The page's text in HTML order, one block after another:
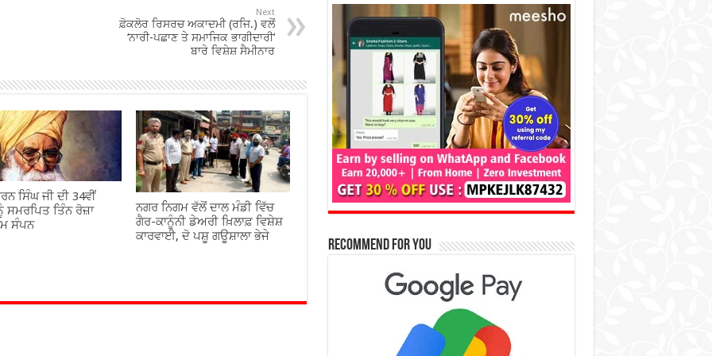
Next
ਫ਼ੋਕਲੋਰ ਰਿਸਰਚ ਅਕਾਦਮੀ (ਰਜਿ.) ਵਲੋਂ
‘ਨਾਰੀ-ਪਛਾਣ ਤੇ ਸਮਾਜਿਕ ਭਾਗੀਦਾਰੀ’
ਬਾਰੇ ਵਿਸ਼ੇਸ਼ ਸੈਮੀਨਾਰ
ਸਿੰਘ ਜੀ ਦੀ 34ਵੀਂ
ਸਮਰਪਿਤ ਤਿੰਨ ਰੋਜ਼ਾ
ਸੰਪਨ
ਨਗਰ ਨਿਗਮ ਵੱਲੋਂ ਦਾਲ ਮੰਡੀ ਵਿੱਚ
ਗੈਰ-ਕਾਨੂੰਨੀ ਡੇਅਰੀ ਖ਼ਿਲਾਫ਼ ਵਿਸ਼ੇਸ਼
ਕਾਰਵਾਈ, ਦੋ ਪਸ਼ੂ ਗਊਸ਼ਾਲਾ ਭੇਜੇ
Recommend for You